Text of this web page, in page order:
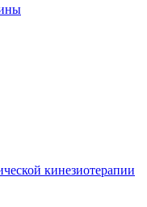
кинезиотерапии